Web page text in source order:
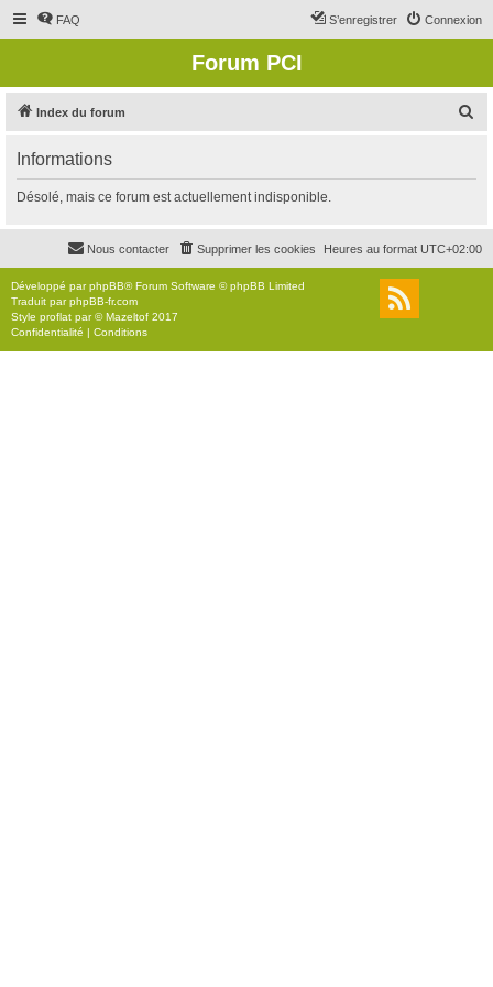
FAQ Connexion
S’enregistrer
Forum PCI
Index du forum
r
c
r
Informations
Désolé, mais ce forum est actuellement indisponible.
Heures au format UTC+02:00
Supprimer les cookies
Nous contacter
Développé parphpBB® Forum Software © phpBB Limited
Traduit parphpBB-fr.com
Style proflat par ©Mazeltof 2017
Confidentialité | Conditions